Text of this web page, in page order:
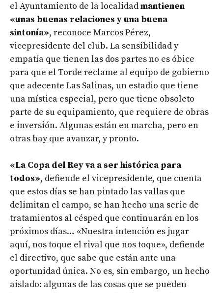
el Ayuntamiento de la localidadmantienen
«unas buenas relaciones y una buena
sintonía», reconoce Marcos Pérez,
vicepresidente del club. La sensibilidad y
empatía que tienen las dos partes no es óbice
para que el Torde reclame al equipo de gobierno
que adecente Las Salinas, un estadio que tiene
una mística especial, pero que tiene obsoleto
parte de su equipamiento, que requiere de obras
e inversión. Algunas están en marcha, pero en
otras hay que avanzar, y pronto.
«La Copa del Rey va a ser histórica para
todos», defiende el vicepresidente, que cuenta
que estos días se han pintado las vallas que
delimitan el campo, se han hecho una serie de
tratamientos al césped que continuarán en los
próximos días… «Nuestra intención es jugar
aquí, nos toque el rival que nos toque», defiende
el directivo, que sabe que están ante una
oportunidad única. No es, sin embargo, un hecho
aislado: algunas de las cosas que se pueden